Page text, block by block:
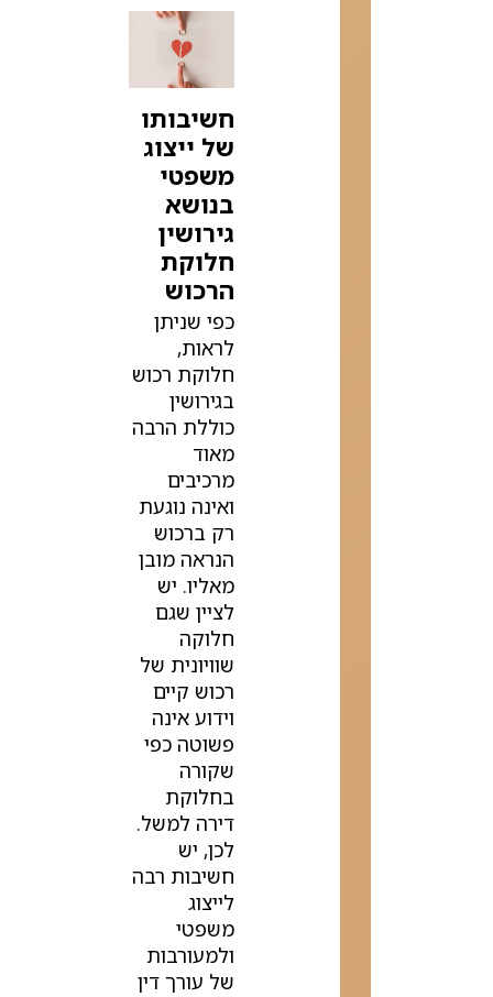
חשיבותו
של ייצוג
משפטי
בנושא
גירושין
חלוקת
הרכוש
כפי שניתן
לראות,
חלוקת רכוש
בגירושין
כוללת הרבה
מאוד
מרכיבים
ואינה נוגעת
רק ברכוש
הנראה מובן
מאליו. יש
לציין שגם
חלוקה
שוויונית של
רכוש קיים
וידוע אינה
פשוטה כפי
שקורה
בחלוקת
דירה למשל.
לכן, יש
חשיבות רבה
לייצוג
משפטי
ולמעורבות
של עורך דין